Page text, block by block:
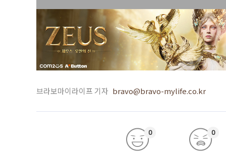
브라보마이라이프 기자 bravo@bravo-mylife.co.kr
0 0